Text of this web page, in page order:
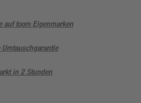
auf toom Eigenmarken
Umtauschgarantie
in 2 Stunden